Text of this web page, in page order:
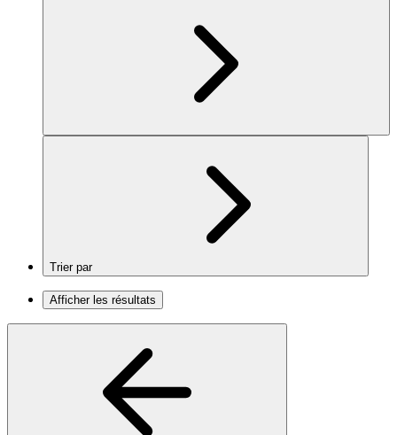
Trier par
Afficher les résultats